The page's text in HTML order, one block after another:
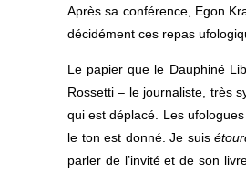
Après sa conférence, Egon
décidément ces repas
Le papier que le Dauphiné
Rossetti – le journaliste, très
qui est déplacé. Les
le ton est donné. Je suis
parler de l’invité et de son